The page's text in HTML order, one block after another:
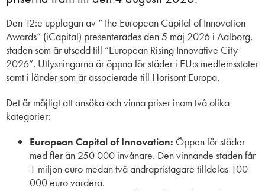
Den 12:e upplagan av “The European Capital of Innovation
Awards” (iCapital) presenterades den 5 maj 2026 i Aalborg,
staden som är utsedd till “European Rising Innovative City
2026”. Utlysningarna är öppna för städer i EU:s medlemsstater
samt i länder som är associerade till Horisont Europa.
Det är möjligt att ansöka och vinna priser inom två olika
kategorier:
European Capital of Innovation: Öppen för städer
med fler än 250 000 invånare. Den vinnande staden får
1 miljon euro medan två andrapristagare tilldelas 100
000 euro vardera.